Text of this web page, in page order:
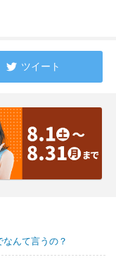
ツイート
んて言うの？